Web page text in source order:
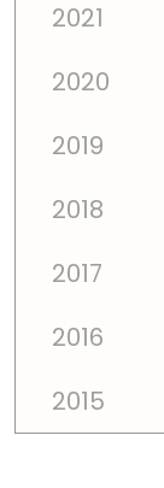
2021
2020
2019
2018
2017
2016
2015